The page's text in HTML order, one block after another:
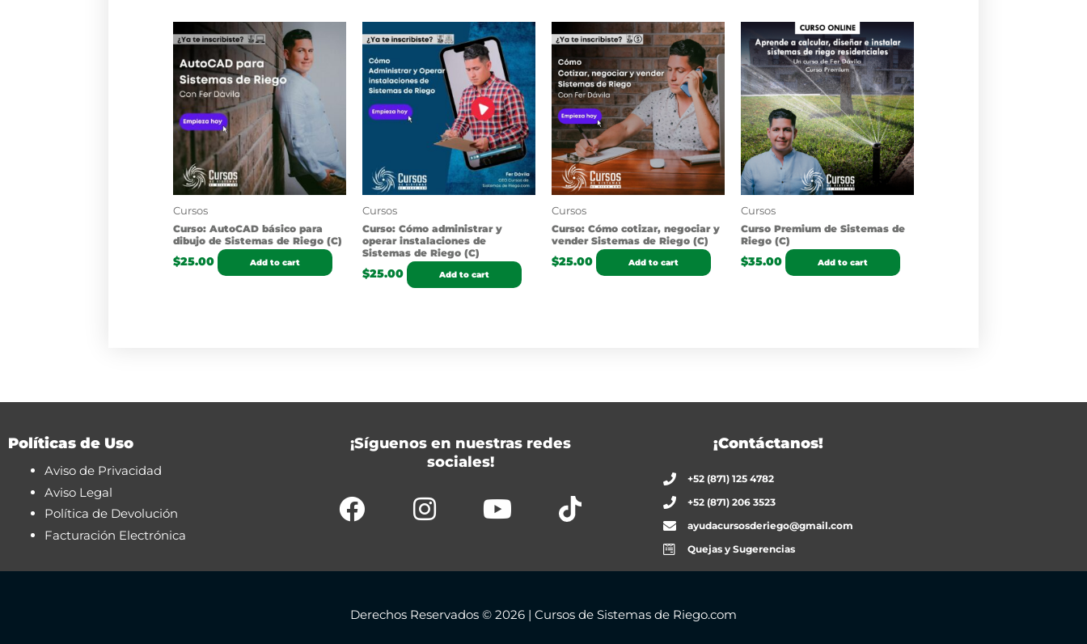
Cursos
Curso: AutoCAD básico para
dibujo de Sistemas de Riego (C)
$25.00 Add to cart
Cursos
Curso: Cómo administrar y
operar instalaciones de
Sistemas de Riego (C)
$25.00 Add to cart
Cursos
Curso: Cómo cotizar, negociar y
vender Sistemas de Riego (C)
$25.00 Add to cart
Cursos
Curso Premium de Sistemas de
Riego (C)
$35.00 Add to cart
Políticas de Uso
Aviso de Privacidad
Aviso Legal
Política de Devolución
Facturación Electrónica
¡Síguenos en nuestras redes
sociales!
¡Contáctanos!
+52 (871) 125 4782
+52 (871) 206 3523
ayudacursosderiego@gmail.com
Quejas y Sugerencias
Derechos Reservados © 2026 | Cursos de Sistemas de Riego.com